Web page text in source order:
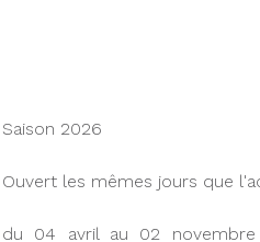
Saison 2026
Ouvert les mêmes jours que
du 04 avril au 02 novembre